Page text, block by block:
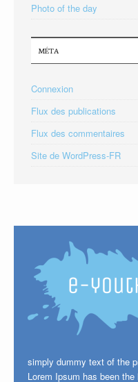
Photo of the day
MÉTA
Connexion
Flux des publications
Flux des commentaires
Site de WordPress-FR
simply dummy text of the
Lorem Ipsum has been